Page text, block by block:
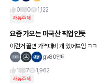
0
0 1,122
자유주제
요즘 가오는 미국산 픽업인듯
이런거 끌면 가격대비 개 있어보임 ㅋㅋ
gv80안티
1
7 1,962
자유주제